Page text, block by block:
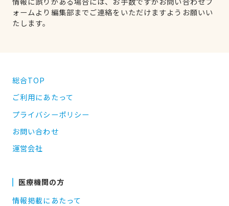
ォームより編集部までご連絡をいただけますようお願いい
たします。
総合TOP
ご利用にあたって
プライバシーポリシー
お問い合わせ
運営会社
医療機関の方
情報掲載にあたって